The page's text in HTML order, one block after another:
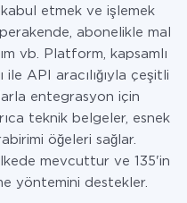
etmek ve işlemek
abonelikle mal
vb. Platform, kapsamlı
ile API aracılığıyla çeşitli
entegrasyon için
teknik belgeler, esnek
öğeleri sağlar.
mevcuttur ve 135'in
yöntemini destekler.